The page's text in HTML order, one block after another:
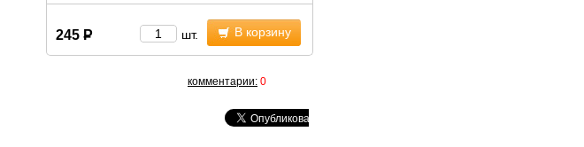
245 Р шт. В корзину
комментарии: 0